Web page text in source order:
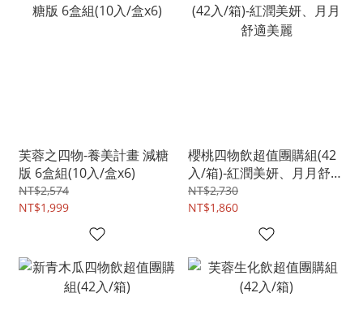
芙蓉之四物-養美計畫 減糖
版 6盒組(10入/盒x6)
NT$2,574
NT$1,999
櫻桃四物飲超值團購組(42
入/箱)-紅潤美妍、月月舒適
美麗
NT$2,730
NT$1,860